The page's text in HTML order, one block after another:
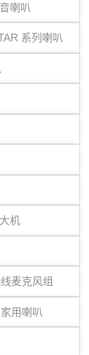
喇叭
系列喇叭
机
麦克风组
用喇叭